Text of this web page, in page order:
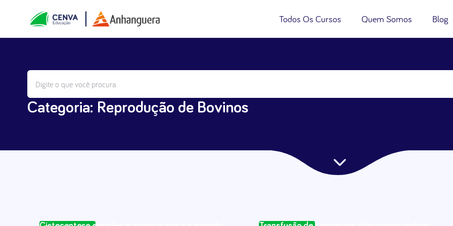
Todos Os Cursos Quem Somos Blog
Categoria: Reprodução de Bovinos